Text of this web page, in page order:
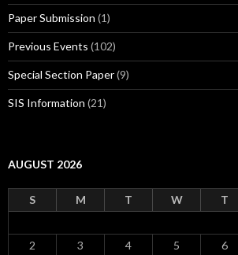
Paper Submission (1)
Previous Events (102)
Special Section Paper(9)
SIS Information (21)
AUGUST 2026
S M T W T
2
3 4 5 6